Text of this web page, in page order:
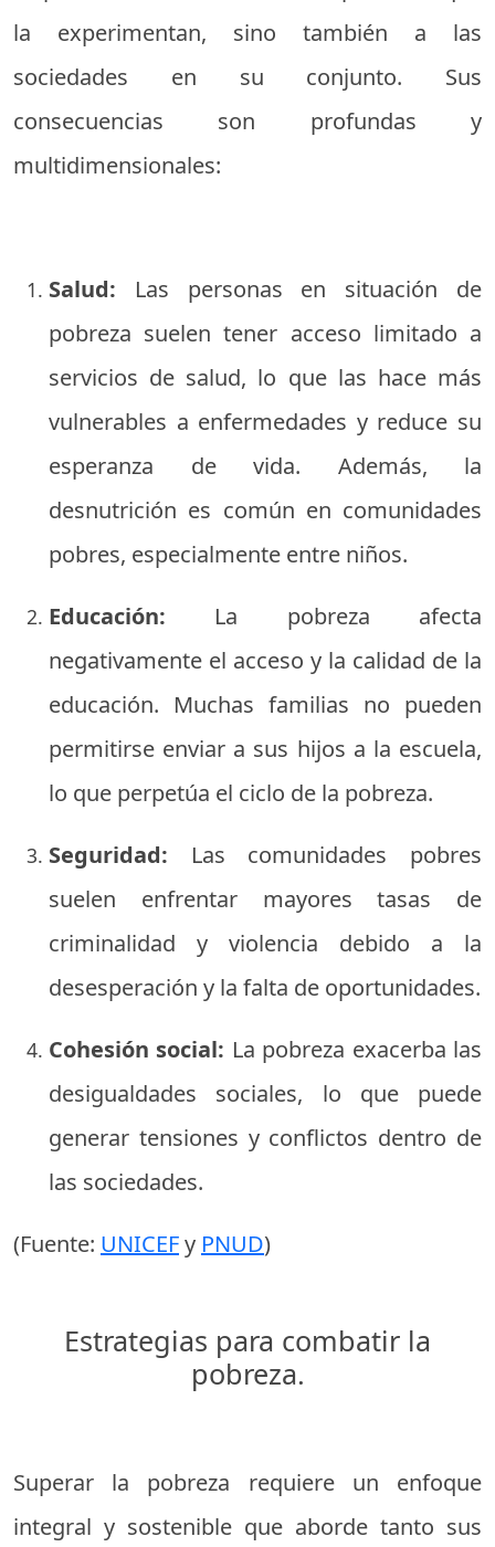
la experimentan, sino también a las
sociedades en su conjunto. Sus
consecuencias son profundas y
multidimensionales:
Salud: Las personas en situación de
pobreza suelen tener acceso limitado a
servicios de salud, lo que las hace más
vulnerables a enfermedades y reduce su
esperanza de vida. Además, la
desnutrición es común en comunidades
pobres, especialmente entre niños.
Educación: La pobreza afecta
negativamente el acceso y la calidad de la
educación. Muchas familias no pueden
permitirse enviar a sus hijos a la escuela,
lo que perpetúa el ciclo de la pobreza.
Seguridad: Las comunidades pobres
suelen enfrentar mayores tasas de
criminalidad y violencia debido a la
desesperación y la falta de oportunidades.
Cohesión social: La pobreza exacerba las
desigualdades sociales, lo que puede
generar tensiones y conflictos dentro de
las sociedades.
(Fuente: UNICEFy PNUD)
Estrategias para combatir la
pobreza.
Superar la pobreza requiere un enfoque
integral y sostenible que aborde tanto sus